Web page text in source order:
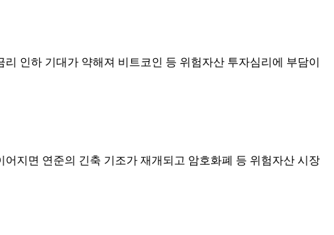
인하 기대가 약해져 비트코인 등 위험자산 투자심리에 부담이
지면 연준의 긴축 기조가 재개되고 암호화폐 등 위험자산 시장